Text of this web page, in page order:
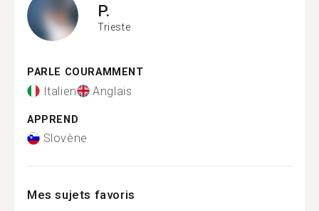
P.
Trieste
PARLE COURAMMENT
Italien Anglais
APPREND
Slovène
Mes sujets favoris